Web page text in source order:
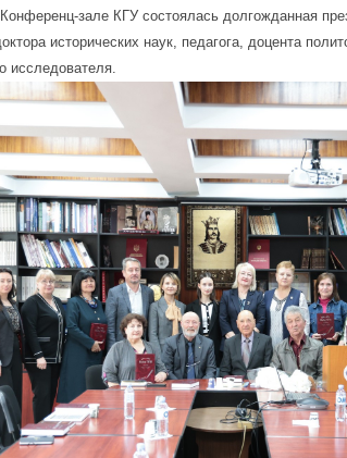
зале КГУ состоялась долгожданная
исторических наук, педагога, доцента
исследователя.